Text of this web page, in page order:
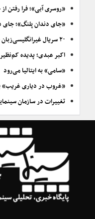
«روسری آبی»؛ فرا رفتن
«جای دندان پلنگ»؛ جای
۲۰ سریال غیرانگلیسی‌زبان برگزیده سال‌های اخیر
اکبر عبدی؛ پدیده
«سامی» به ایتالیا می‌رود
«غروب در دیاری غریب»
تغییرات در سازمان